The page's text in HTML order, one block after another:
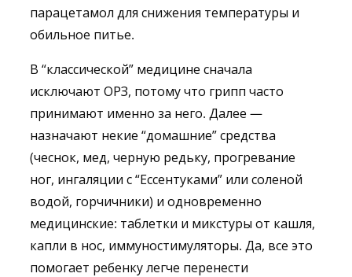
парацетамол для снижения температуры и
обильное питье.
В “классической” медицине сначала
исключают ОРЗ, потому что грипп часто
принимают именно за него. Далее —
назначают некие “домашние” средства
(чеснок, мед, черную редьку, прогревание
ног, ингаляции с “Ессентуками” или соленой
водой, горчичники) и одновременно
медицинские: таблетки и микстуры от кашля,
капли в нос, иммуностимуляторы. Да, все это
помогает ребенку легче перенести